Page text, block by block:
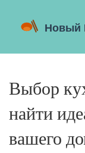
Выбор
найти
вашего